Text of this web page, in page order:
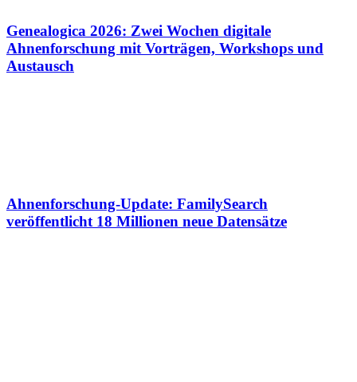
Genealogica 2026: Zwei Wochen digitale
Ahnenforschung mit Vorträgen, Workshops und
Austausch
Ahnenforschung-Update: FamilySearch
veröffentlicht 18 Millionen neue Datensätze